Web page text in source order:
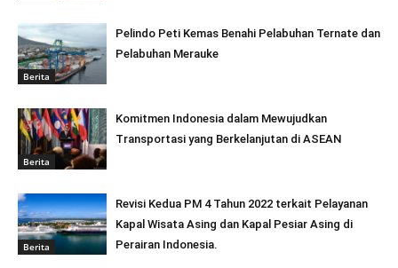
Berita
Pelindo Peti Kemas Benahi Pelabuhan Ternate dan
Pelabuhan Merauke
Berita
Komitmen Indonesia dalam Mewujudkan
Transportasi yang Berkelanjutan di ASEAN
Berita
Revisi Kedua PM 4 Tahun 2022 terkait Pelayanan
Kapal Wisata Asing dan Kapal Pesiar Asing di
Perairan Indonesia.